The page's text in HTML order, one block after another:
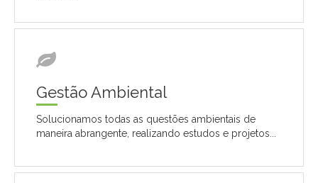
Gestão Ambiental
Solucionamos todas as questões ambientais de
maneira abrangente, realizando estudos e projetos...